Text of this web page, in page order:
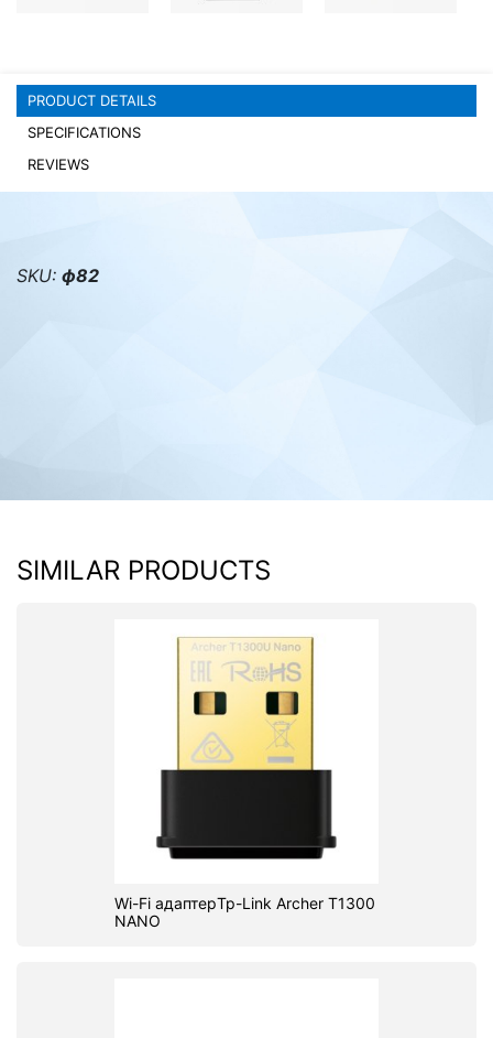
PRODUCT DETAILS
SPECIFICATIONS
REVIEWS
SKU: ф82
SIMILAR PRODUCTS
Wi-Fi адаптерTp-Link Archer T1300
NANO